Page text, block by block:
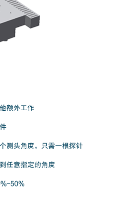
额外工作
测头角度，只需一根探针
任意指定的角度
50%